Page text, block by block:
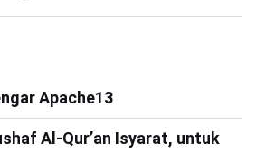
Apache13
Al-Qur’an Isyarat, untuk